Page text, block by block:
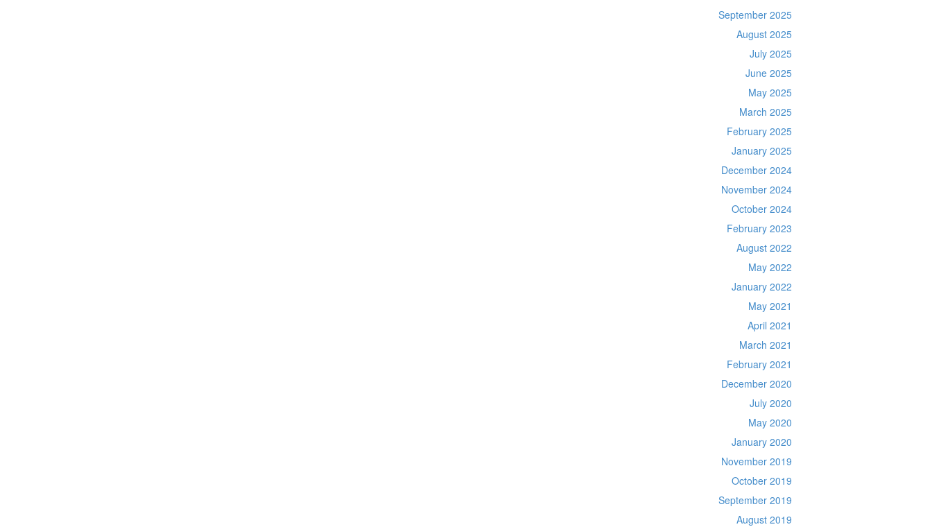
September 2025
August 2025
July 2025
June 2025
May 2025
March 2025
February 2025
January 2025
December 2024
November 2024
October 2024
February 2023
August 2022
May 2022
January 2022
May 2021
April 2021
March 2021
February 2021
December 2020
July 2020
May 2020
January 2020
November 2019
October 2019
September 2019
August 2019